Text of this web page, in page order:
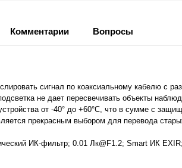
Комментарии Вопросы
сигнал по коаксиальному кабелю с
не дает пересвечивать объекты
от -40° до +60°C, что в сумме с
прекрасным выбором для перевода
ИК-фильтр; 0.01 Лк@F1.2; Smart ИК